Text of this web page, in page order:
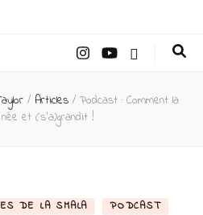
–
/ Articles / Podcast : Comment la
et (s’a)grandit !
DE LA SMALA PODCAST